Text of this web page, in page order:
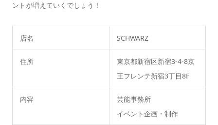
ントが増えていくでしょう！
店名 SCHWARZ
住所
東京都新宿区新宿3-4-8京
王フレンテ新宿3丁目8F
内容
芸能事務所
イベント企画・制作